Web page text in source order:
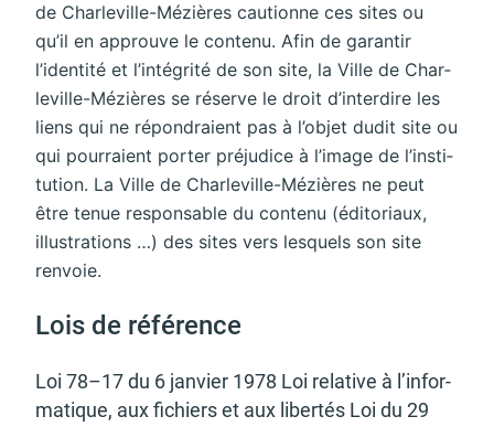
de Char­le­ville-Mézières cautionne ces sites ou
qu’il en approuve le contenu. Afin de garan­tir
l’iden­tité et l’in­té­grité de son site, la Ville de Char­
le­ville-Mézières se réserve le droit d’in­ter­dire les
liens qui ne répon­draient pas à l’objet dudit site ou
qui pour­raient porter préju­dice à l’image de l’ins­ti­
tu­tion. La Ville de Char­le­ville-Mézières ne peut
être tenue respon­sable du contenu (édito­riaux,
illus­tra­tions …) des sites vers lesquels son site
renvoie.
Lois de réfé­rence
Loi 78–17 du 6 janvier 1978 Loi rela­tive à l’in­for­
ma­tique, aux fichiers et aux liber­tés Loi du 29